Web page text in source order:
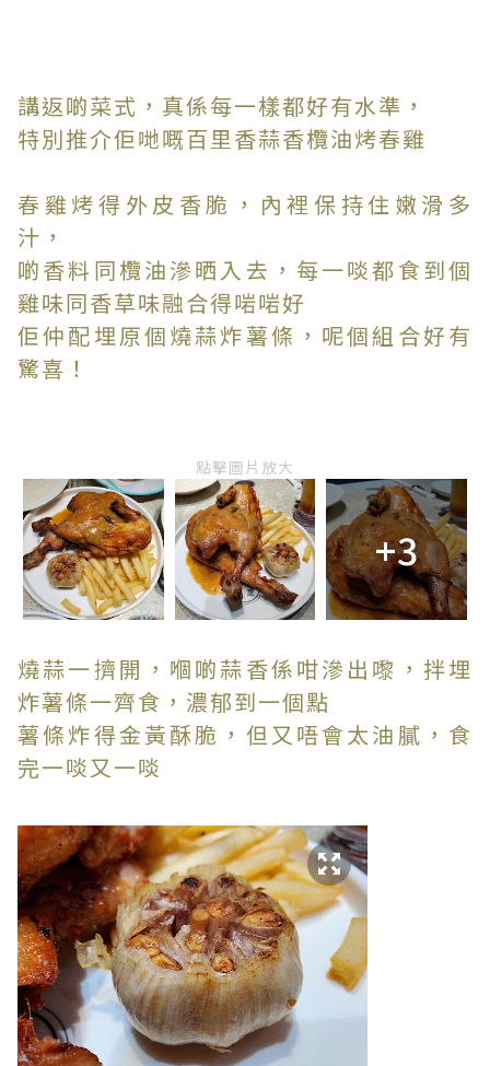
講返啲菜式，真係每一樣都好有水準，
特別推介佢哋嘅百里香蒜香欖油烤春雞
春雞烤得外皮香脆，內裡保持住嫩滑多
汁，
啲香料同欖油滲晒入去，每一啖都食到個
雞味同香草味融合得啱啱好
佢仲配埋原個燒蒜炸薯條，呢個組合好有
驚喜！
點擊圖片放大
+3
燒蒜一擠開，嗰啲蒜香係咁滲出嚟，拌埋
炸薯條一齊食，濃郁到一個點
薯條炸得金黃酥脆，但又唔會太油膩，食
完一啖又一啖